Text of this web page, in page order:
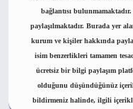
bağlantısı bulunmamaktadır.
paylaşılmaktadır. Burada yer
kurum ve kişiler hakkında
isim benzerlikleri tamamen
ücretsiz bir bilgi paylaşım
olduğunu düşündüğünüz
bildirmeniz halinde, ilgili